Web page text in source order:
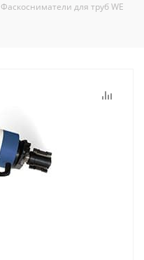
Фаскосниматели для труб WE